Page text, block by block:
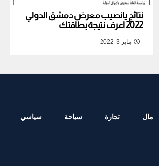
نتائج يانصيب معرض دمشق الدولي
2022 اعرف نتيجة بطاقتك
يناير 3, 2022
مال تجارة سياحة سياسي